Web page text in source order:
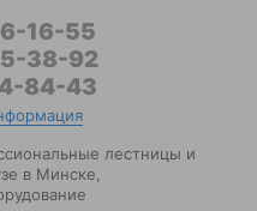
16-55
38-92
84-43
лестницы и
в Минске